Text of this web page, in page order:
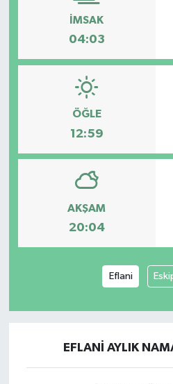
İMSAK
04:03
ÖĞLE
12:59
AKŞAM
20:04
Eflani
EFLANI AYLIK